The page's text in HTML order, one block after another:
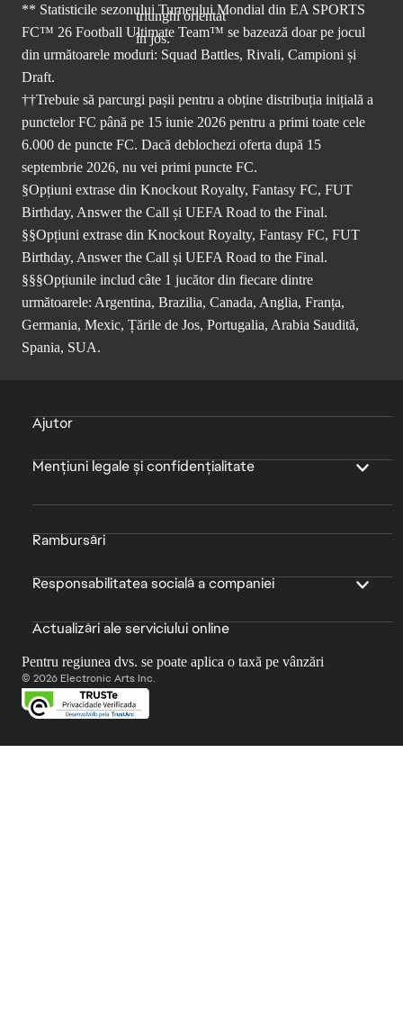
** Statisticile sezonului Turneului Mondial din EA SPORTS
FC™ 26 Football Ultimate Team™ se bazează doar pe jocul
din următoarele moduri: Squad Battles, Rivali, Campioni și
Draft.
††Trebuie să parcurgi pașii pentru a obține distribuția inițială a
punctelor FC până pe 15 iunie 2026 pentru a primi toate cele
6.000 de puncte FC. Dacă deblochezi oferta după 15
septembrie 2026, nu vei primi puncte FC.
§Opțiuni extrase din Knockout Royalty, Fantasy FC, FUT
Birthday, Answer the Call și UEFA Road to the Final.
§§Opțiuni extrase din Knockout Royalty, Fantasy FC, FUT
Birthday, Answer the Call și UEFA Road to the Final.
§§§Opțiunile includ câte 1 jucător din fiecare dintre
următoarele: Argentina, Brazilia, Canada, Anglia, Franța,
Germania, Mexic, Țările de Jos, Portugalia, Arabia Saudită,
Spania, SUA.
Ajutor
Mențiuni legale și confidențialitate
Rambursări
Responsabilitatea socială a companiei
Actualizări ale serviciului online
Pentru regiunea dvs. se poate aplica o taxă pe vânzări
© 2026 Electronic Arts Inc.